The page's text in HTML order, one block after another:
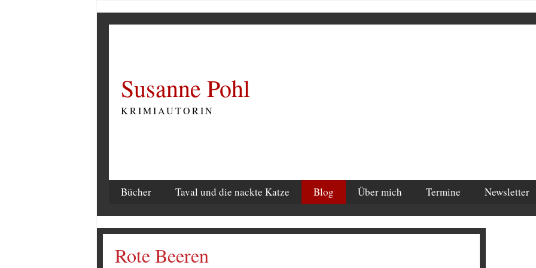
Susanne Pohl
KRIMIAUTORIN
Bücher Taval und die nackte Katze Blog Über mich Termine Newsletter
Rote Beeren